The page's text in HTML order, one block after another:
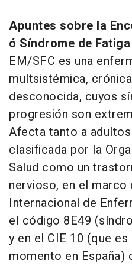
Apuntes sobre la
ó Síndrome de
EM/SFC es una
multsistémica,
desconocida, cuyos
progresión son
Afecta tanto a
clasificada por la
Salud como un
nervioso, en el marco
Internacional de
el código 8E49
y en el CIE 10 (que
momento en España)